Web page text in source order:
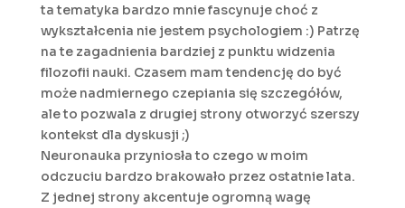
ta tematyka bardzo mnie fascynuje choć z
wykształcenia nie jestem psychologiem :) Patrzę
na te zagadnienia bardziej z punktu widzenia
filozofii nauki. Czasem mam tendencję do być
może nadmiernego czepiania się szczegółów,
ale to pozwala z drugiej strony otworzyć szerszy
kontekst dla dyskusji ;)
Neuronauka przyniosła to czego w moim
odczuciu bardzo brakowało przez ostatnie lata.
Z jednej strony akcentuje ogromną wagę